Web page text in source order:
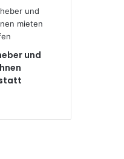
und